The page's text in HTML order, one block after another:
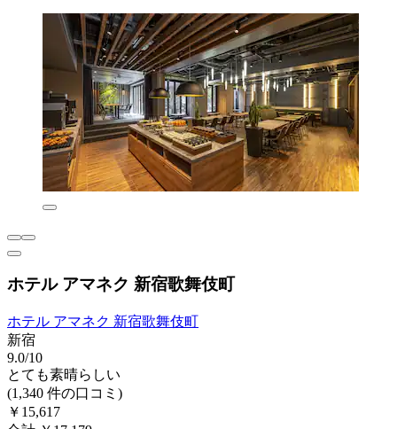
ホテル アマネク 新宿歌舞伎町
ホテル アマネク 新宿歌舞伎町
新宿
9.0/10
とても素晴らしい
(1,340 件の口コミ)
￥15,617